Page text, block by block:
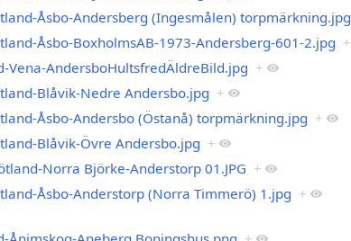
Åsbo-Andersberg (Ingesmålen) torpmärkning.jpg
Åsbo-BoxholmsAB-1973-Andersberg-601-2.jpg +
Vena-AndersboHultsfredÄldreBild.jpg +
Blåvik-Nedre Andersbo.jpg +
Åsbo-Andersbo (Östanå) torpmärkning.jpg +
Blåvik-Övre Andersbo.jpg +
Norra Björke-Anderstorp 01.JPG +
Åsbo-Anderstorp (Norra Timmerö) 1.jpg +